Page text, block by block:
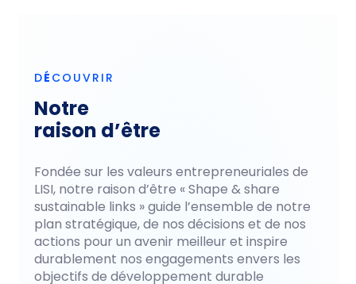
DÉ COUVRIR
Notre
raison d’être
Fondée sur les valeurs entrepreneuriales de
LISI, notre raison d’être « Shape & share
sustainable links » guide l’ensemble de notre
plan stratégique, de nos décisions et de nos
actions pour un avenir meilleur et inspire
durablement nos engagements envers les
objectifs de développement durable